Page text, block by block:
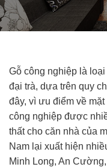
Gỗ công nghiệp là
đại trà, dựa trên quy
đây, vì ưu điểm về
công nghiệp được
thất cho căn nhà của
Nam lại xuất hiện
Minh Long, An